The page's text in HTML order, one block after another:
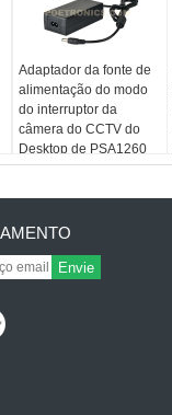
Adaptador da fonte de
alimentação do modo
do interruptor da
câmera do CCTV do
Desktop de PSA1260
DC12V 5A 60W
Envie